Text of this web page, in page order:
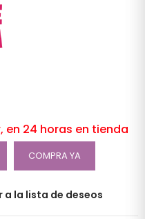
en 24 horas en tienda
COMPRA YA
a la lista de deseos